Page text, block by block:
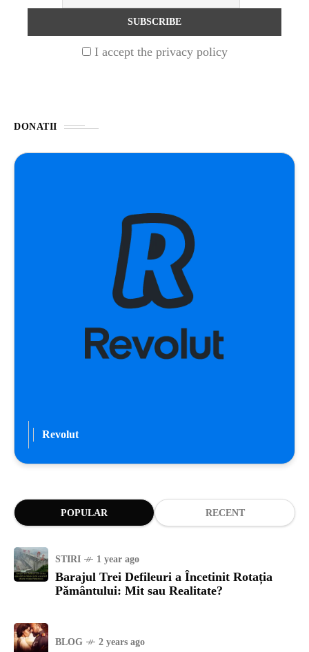
I accept the privacy policy
DONATII
Revolut
POPULAR RECENT
STIRI 1 year ago
Barajul Trei Defileuri a Încetinit Rotația
Pământului: Mit sau Realitate?
BLOG 2 years ago
2 years ago
Seriale turcesti:Top 5 cele mai bune seriale
poti debloca